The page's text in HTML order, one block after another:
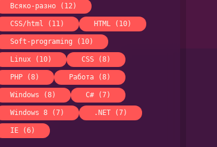
Всяко-разно (12)
CSS/html (11) HTML (10)
Soft-programing (10)
Linux (10) CSS (8)
PHP (8) Работа (8)
Windows (8) C# (7)
Windows 8 (7) .NET (7)
IE (6)